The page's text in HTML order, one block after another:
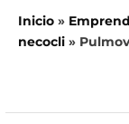
Inicio »
necocli »